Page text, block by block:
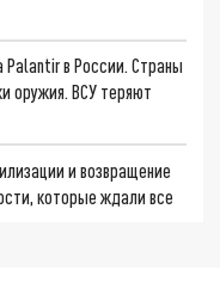
Palantir в России. Страны
оружия. ВСУ теряют
и возвращение
которые ждали все